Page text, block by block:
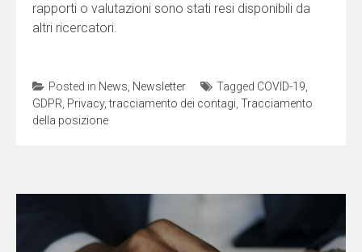
rapporti o valutazioni sono stati resi disponibili da
altri ricercatori.
Posted in News, Newsletter Tagged COVID-19,
GDPR, Privacy,tracciamento dei contagi, Tracciamento
della posizione